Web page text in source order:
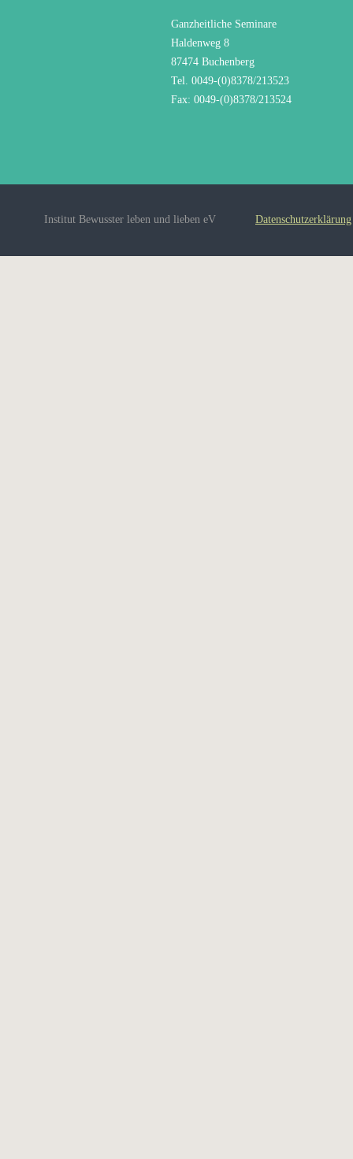
Ganzheitliche Seminare
Haldenweg 8
87474 Buchenberg
Tel. 0049-(0)8378/213523
Fax: 0049-(0)8378/213524
Institut Bewusster leben und lieben eV Datenschutzerklärung